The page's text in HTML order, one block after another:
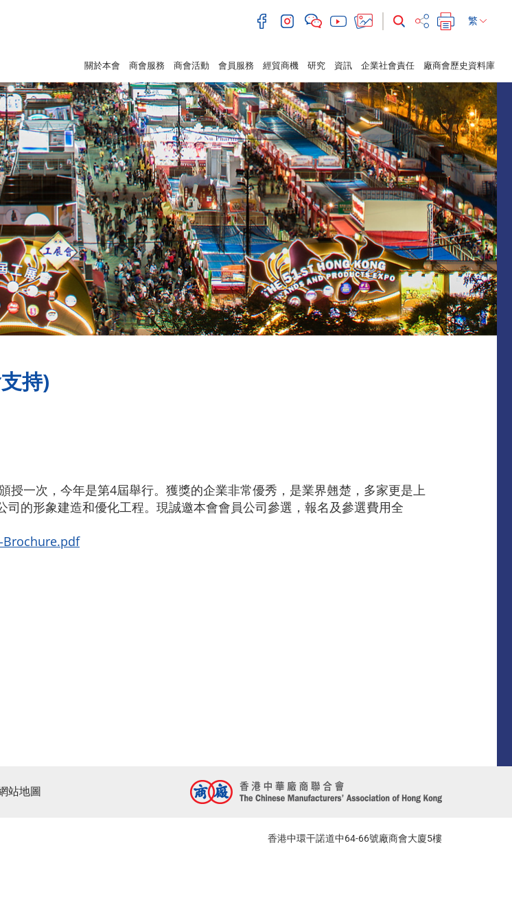
繁
關於本會 商會服務 商會活動 會員服務 經貿商機 研究 資訊 企業社會責任 廠商會歷史資料庫
持)
一次，今年是第4屆舉行。獲獎的企業非常優秀，是業界翹楚，多家更是上
的形象建造和優化工程。現誠邀本會會員公司參選，報名及參選費用全
站地圖
香港中環干諾道中64-66號廠商會大廈5樓